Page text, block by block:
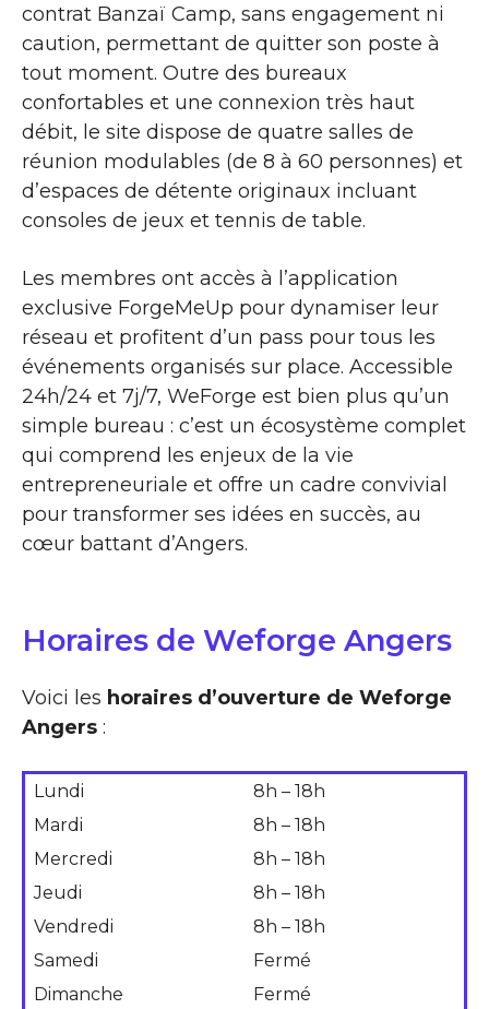
contrat Banzaï Camp, sans engagement ni
caution, permettant de quitter son poste à
tout moment. Outre des bureaux
confortables et une connexion très haut
débit, le site dispose de quatre salles de
réunion modulables (de 8 à 60 personnes) et
d’espaces de détente originaux incluant
consoles de jeux et tennis de table.
Les membres ont accès à l’application
exclusive ForgeMeUp pour dynamiser leur
réseau et profitent d’un pass pour tous les
événements organisés sur place. Accessible
24h/24 et 7j/7, WeForge est bien plus qu’un
simple bureau : c’est un écosystème complet
qui comprend les enjeux de la vie
entrepreneuriale et offre un cadre convivial
pour transformer ses idées en succès, au
cœur battant d’Angers.
Horaires de Weforge Angers
Voici les horaires d’ouverture de Weforge
Angers :
Lundi
8h – 18h
Mardi
8h – 18h
Mercredi
8h – 18h
Jeudi
8h – 18h
Vendredi
8h – 18h
Samedi
Fermé
Dimanche
Fermé